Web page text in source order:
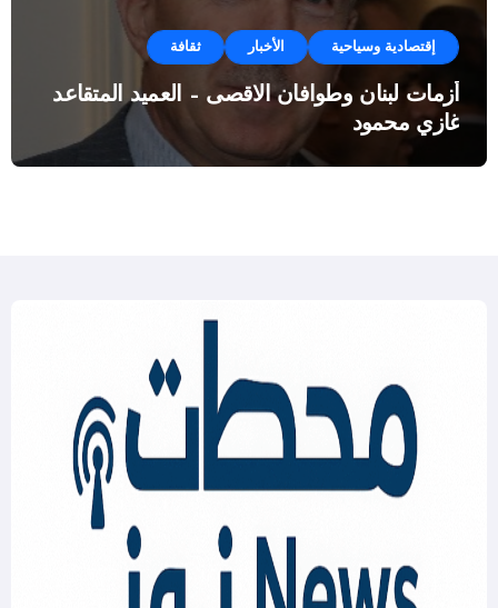
إقتصادية وسياحية الأخبار ثقافة
أزمات لبنان وطوافان الاقصى – العميد المتقاعد
غازي محمود